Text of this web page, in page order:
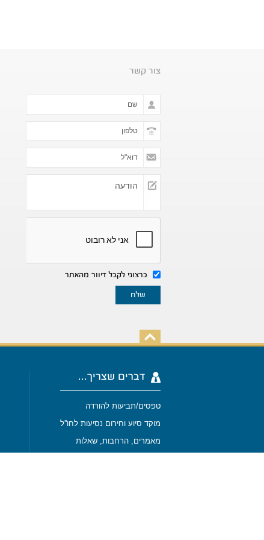
צור קשר
ברצוני לקבל דיוור מהאתר
דברים שצריך...
טפסים/תביעות להורדה
מוקד סיוע וחירום נסיעות לחו''ל
מאמרים, הרחבות, שאלות